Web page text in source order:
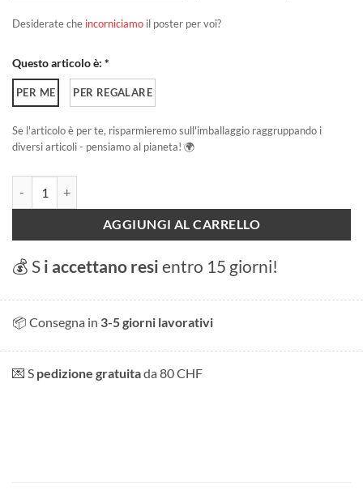
Desiderate che incorniciamo il poster per voi?
Questo articolo è: *
PER ME PER REGALARE
Se l'articolo è per te, risparmieremo sull'imballaggio raggruppando i
diversi articoli - pensiamo al pianeta! 🌍
AGGIUNGI AL CARRELLO
💰 S i accettano resi entro 15 giorni!
📦 Consegna in 3-5 giorni lavorativi
💌 S pedizione gratuitada 80 CHF